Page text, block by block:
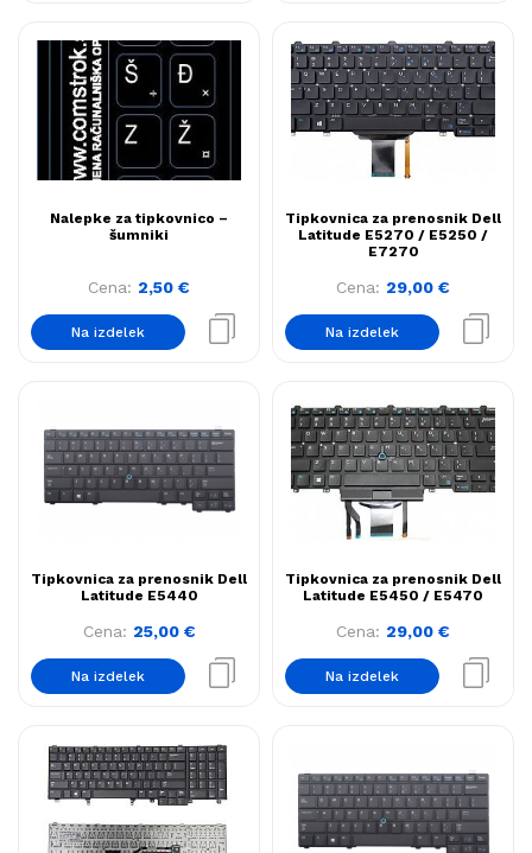
Nalepke za tipkovnico –
šumniki
Cena: 2,50 €
Na izdelek
Tipkovnica za prenosnik Dell
Latitude E5270 / E5250 /
E7270
Cena: 29,00 €
Na izdelek
Tipkovnica za prenosnik Dell
Latitude E5440
Cena: 25,00 €
Na izdelek
Tipkovnica za prenosnik Dell
Latitude E5450 / E5470
Cena: 29,00 €
Na izdelek